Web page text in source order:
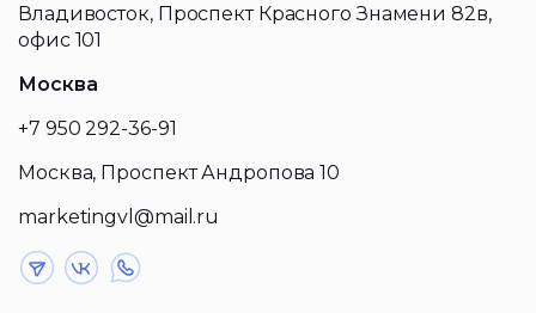
Владивосток, Проспект Красного Знамени 82в,
офис 101
Москва
+7 950 292-36-91
Москва, Проспект Андропова 10
marketingvl@mail.ru